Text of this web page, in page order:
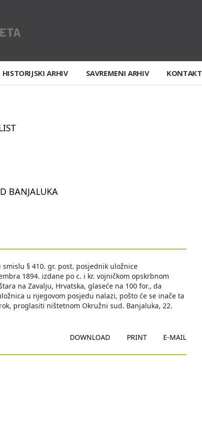
HISTORIJSKI ARHIV SAVREMENI ARHIV KONTAKT
BANJALUKA
§ 410. gr. post. posjednik uložnice
1894. izdane po c. i kr. vojničkom opskrbnom
na Zavalju, Hrvatska, glaseće na 100 for., da
u njegovom posjedu nalazi, pošto će se inače ta
proglasiti ništetnom Okružni sud. Banjaluka, 22.
DOWNLOAD PRINT E-MAIL